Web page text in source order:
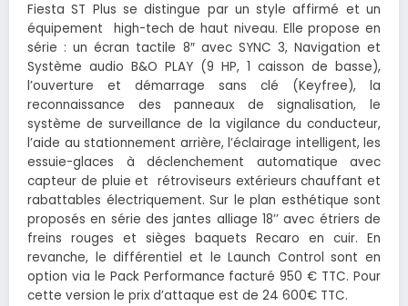
Fiesta ST Plus se distingue par un style affirmé et un
équipement high-tech de haut niveau. Elle propose en
série : un écran tactile 8″ avec SYNC 3, Navigation et
Système audio B&O PLAY (9 HP, 1 caisson de basse),
l’ouverture et démarrage sans clé (Keyfree), la
reconnaissance des panneaux de signalisation, le
système de surveillance de la vigilance du conducteur,
l’aide au stationnement arrière, l’éclairage intelligent, les
essuie-glaces à déclenchement automatique avec
capteur de pluie et rétroviseurs extérieurs chauffant et
rabattables électriquement. Sur le plan esthétique sont
proposés en série des jantes alliage 18’’ avec étriers de
freins rouges et sièges baquets Recaro en cuir. En
revanche, le différentiel et le Launch Control sont en
option via le Pack Performance facturé 950 € TTC. Pour
cette version le prix d’attaque est de 24 600€ TTC.